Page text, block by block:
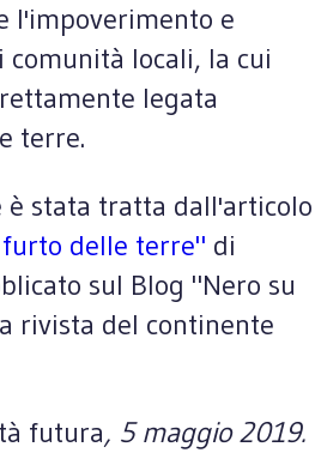
l'impoverimento e
locali, la cui
legata
terre.
è stata tratta dall'articolo
delle terre" di
sul Blog "Nero su
rivista del continente
futura, 5 maggio 2019.